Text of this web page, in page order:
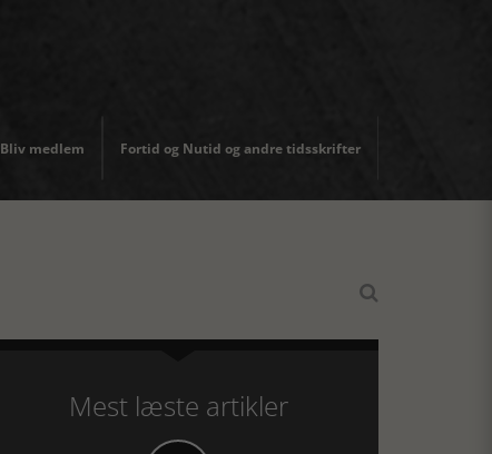
Bliv medlem Fortid og Nutid og andre tidsskrifter

Mest læste artikler